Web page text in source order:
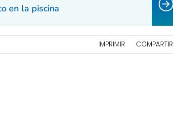
en la piscina
IMPRIMIR COMPARTIR